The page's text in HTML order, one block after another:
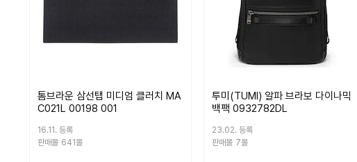
톰브라운 삼선탭 미디엄 클러치 MA
C021L 00198 001
16.11. 등록
판매몰 641몰
투미(TUMI) 알파 브라보 다이나믹
백팩 0932782DL
23.02. 등록
판매몰 7몰